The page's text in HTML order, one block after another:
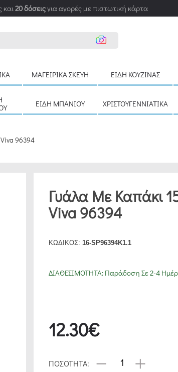
20 δόσειςγια αγορές με πιστωτική κάρτα
ΜΑΓΕΙΡΙΚΆ ΣΚΕΎΗ ΕΊΔΗ ΚΟΥΖΊΝΑΣ
ΕΊΔΗ ΜΠΆΝΙΟΥ ΧΡΙΣΤΟΥΓΕΝΝΙΆΤΙΚΑ
96394
Γυάλα Με Καπάκι
Viva 96394
ΚΩΔΙΚΟΣ: 16-SP96394K1.1
ΔΙΑΘΕΣΙΜΟΤΗΤΑ: Παράδοση Σε 2-4
12.30€
ΠΟΣΟΤΗΤΑ: